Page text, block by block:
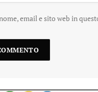
email e sito web in